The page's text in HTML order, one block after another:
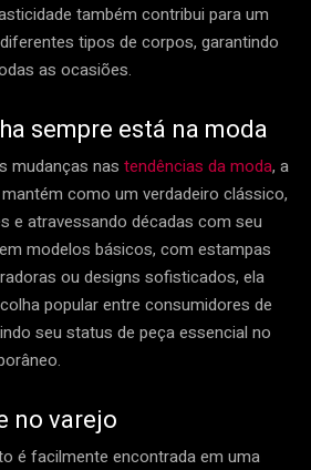
também contribui para um
tipos de corpos, garantindo
as ocasiões.
sempre está na moda
mudanças nas tendências da moda, a
como um verdadeiro clássico,
e atravessando décadas com seu
modelos básicos, com estampas
ou designs sofisticados, ela
popular entre consumidores de
seu status de peça essencial no
no varejo
é facilmente encontrada em uma